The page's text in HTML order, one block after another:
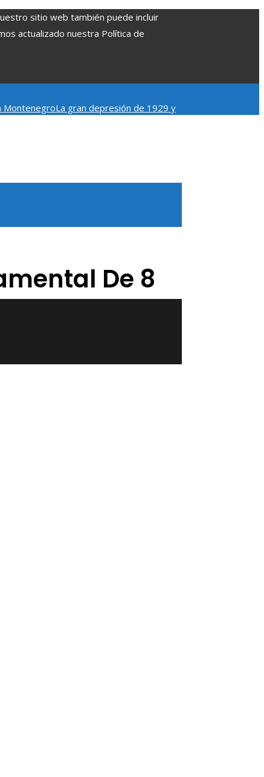
sitio web también puede incluir
actualizado nuestra Política de
MontenegroLa gran depresión de 1929 y
De 8